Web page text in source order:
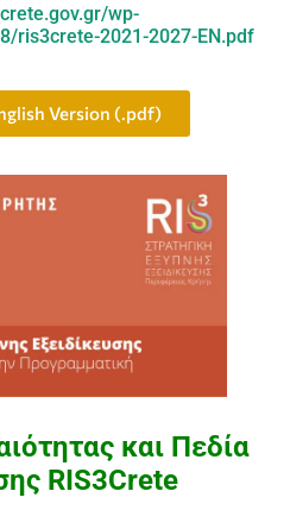
wp-
ris3crete-2021-2027-EN.pdf
Version (.pdf)
και Πεδία
RIS3Crete